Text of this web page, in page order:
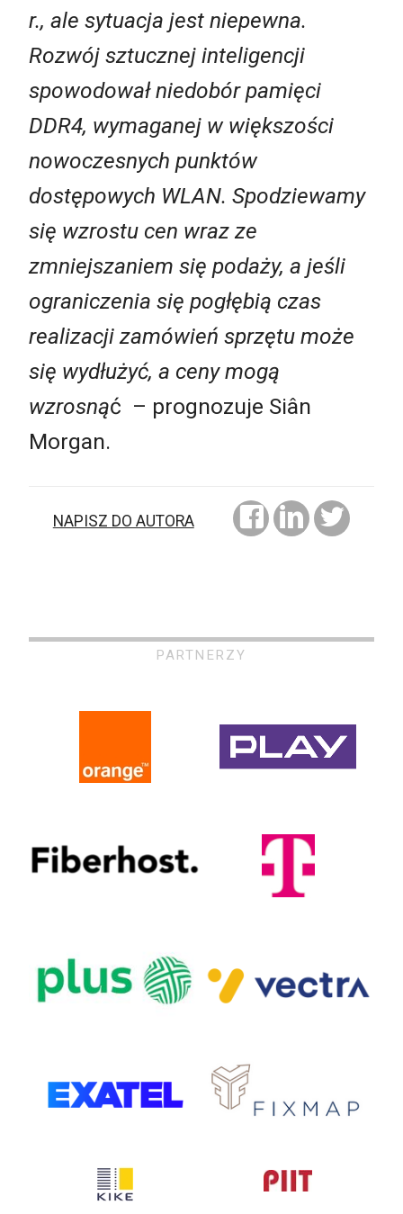
r., ale sytuacja jest niepewna.
Rozwój sztucznej inteligencji
spowodował niedobór pamięci
DDR4, wymaganej w większości
nowoczesnych punktów
dostępowych WLAN. Spodziewamy
się wzrostu cen wraz ze
zmniejszaniem się podaży, a jeśli
ograniczenia się pogłębią czas
realizacji zamówień sprzętu może
się wydłużyć, a ceny mogą
wzrosnąć – prognozuje Siân
Morgan.
NAPISZ DO AUTORA
PARTNERZY